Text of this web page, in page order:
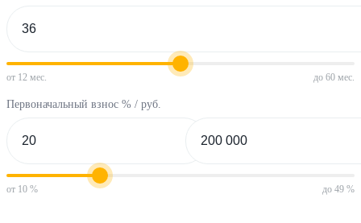
от 12 мес. до 60 мес.
Первоначальный взнос % / руб.
от 10 % до 49 %